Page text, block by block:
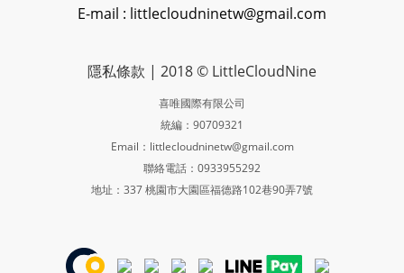
E-mail : littlecloudninetw@gmail.com
隱私條款 | 2018 © LittleCloudNine
喜唯國際有限公司
統編：90709321
Email：littlecloudninetw@gmail.com
聯絡電話：0933955292
地址：337 桃園市大園區福德路102巷90弄7號